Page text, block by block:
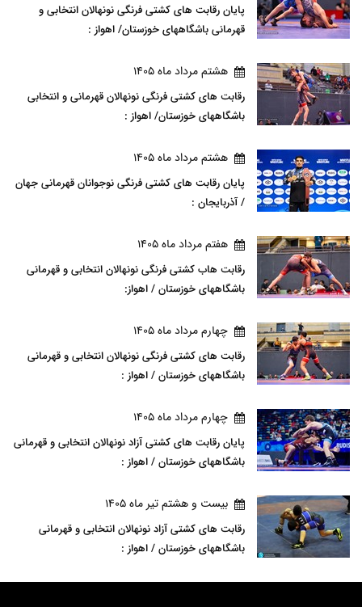
پایان رقابت های کشتی فرنگی نونهالان انتخابی و
قهرمانی باشگاههای خوزستان/ اهواز :
هشتم مرداد ماه 1405
رقابت های کشتی فرنگی نونهالان قهرمانی و انتخابی
باشگاههای خوزستان/ اهواز :
هشتم مرداد ماه 1405
پایان رقابت های کشتی فرنگی نوجوانان قهرمانی جهان
/ آذربایجان :
هفتم مرداد ماه 1405
رقابت هاب کشتی فرنگی نونهالان انتخابی و قهرمانی
باشگاههای خوزستان / اهواز:
چهارم مرداد ماه 1405
رقابت های کشتی فرنگی نونهالان انتخابی و قهرمانی
باشگاههای خوزستان / اهواز :
چهارم مرداد ماه 1405
پایان رقابت های کشتی آزاد نونهالان انتخابی و قهرمانی
باشگاههای خوزستان / اهواز :
بيست و هشتم تير ماه 1405
رقابت های کشتی آزاد نونهالان انتخابی و قهرمانی
باشگاههای خوزستان / اهواز :